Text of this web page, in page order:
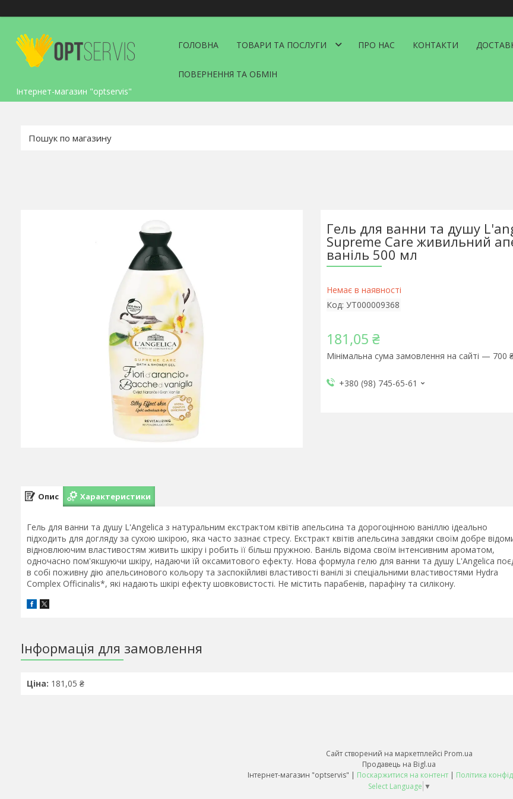
Інтернет-магазин "optservis"
ГОЛОВНА ТОВАРИ ТА ПОСЛУГИ ПРО НАС КОНТАКТИ
ПОВЕРНЕННЯ ТА ОБМІН
Гель для ванни та душу
Supreme Care живильний
ваніль 500 мл
Немає в наявності
Код: УТ000009368
181,05 ₴
Мінімальна сума замовлення на сайті — 700
+380 (98) 745-65-61
Опис Характеристики
Гель для ванни та душу L'Angelica з натуральним екстрактом квітів апельсина та дорогоцінною ваніллю ідеально
підходить для догляду за сухою шкірою, яка часто зазнає стресу. Екстракт квітів апельсина завдяки своїм добре
відновлюючим властивостям живить шкіру і робить її більш пружною. Ваніль відома своїм інтенсивним ароматом,
одночасно пом'якшуючи шкіру, надаючи їй оксамитового ефекту. Нова формула гелю для ванни та душу L'Angelica
в собі поживну дію апельсинового кольору та заспокійливі властивості ванілі зі спеціальними властивостями Hydra
Complex Officinalis*, які надають шкірі ефекту шовковистості. Не містить парабенів, парафіну та силікону.
Інформація для замовлення
Ціна: 181,05 ₴
Сайт створений на маркетплейсі Prom.ua
Продавець на Bigl.ua
Інтернет-магазин "optservis" | Поскаржитися на контент | Політика
Select Language ▼